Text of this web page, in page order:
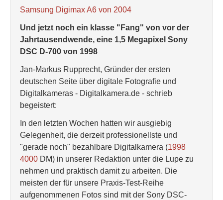
Samsung Digimax A6 von 2004
Und jetzt noch ein klasse "Fang" von vor der
Jahrtausendwende, eine 1,5 Megapixel Sony
DSC D-700 von 1998
Jan-Markus Rupprecht, Gründer der ersten
deutschen Seite über digitale Fotografie und
Digitalkameras - Digitalkamera.de - schrieb
begeistert:
In den letzten Wochen hatten wir ausgiebig
Gelegenheit, die derzeit professionellste und
"gerade noch" bezahlbare Digitalkamera (1998
4000 DM) in unserer Redaktion unter die Lupe zu
nehmen und praktisch damit zu arbeiten. Die
meisten der für unsere Praxis-Test-Reihe
aufgenommenen Fotos sind mit der Sony DSC-